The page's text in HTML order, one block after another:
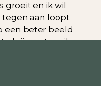
groeit en ik wil
tegen aan loopt
een beter beeld
krijgen. In ruil